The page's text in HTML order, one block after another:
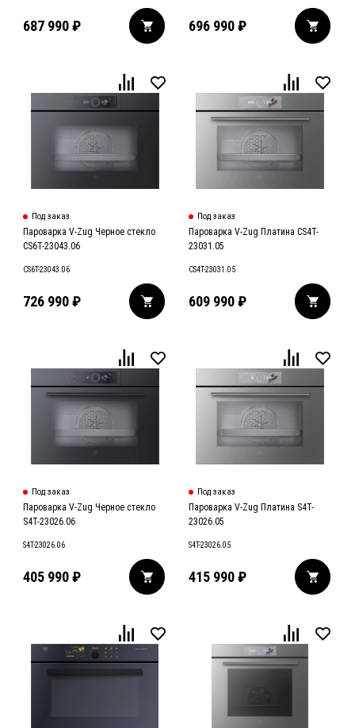
687 990₽ 696 990 ₽
Под заказ
Пароварка V-Zug Черное стекло
CS6T-23043.06
CS6T-23043.06
726 990₽
Под заказ
Пароварка V-Zug Платина CS4T-
23031.05
CS4T-23031.05
609 990 ₽
Под заказ
Пароварка V-Zug Черное стекло
S4T-23026.06
S4T-23026.06
405 990₽
Под заказ
Пароварка V-Zug Платина S4T-
23026.05
S4T-23026.05
415 990 ₽